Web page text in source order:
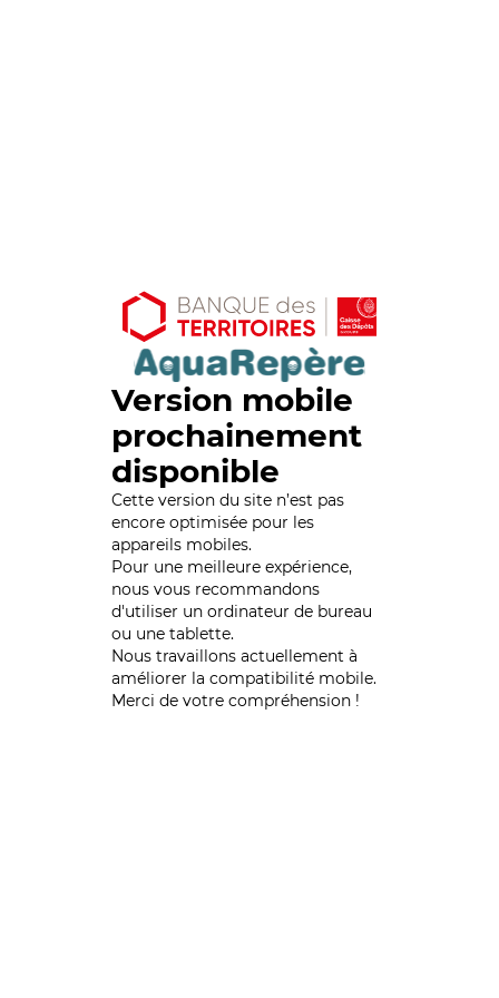
Version mobile
prochainement
disponible
Cette version du site n’est pas
encore optimisée pour les
appareils mobiles.
Pour une meilleure expérience,
nous vous recommandons
d'utiliser un ordinateur de bureau
ou une tablette.
Nous travaillons actuellement à
améliorer la compatibilité mobile.
Merci de votre compréhension !